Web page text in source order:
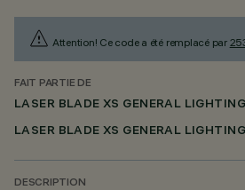
Attention! Ce code a été remplacé par
FAIT PARTIE DE
LASER BLADE XS GENERAL
LASER BLADE XS GENERAL
DESCRIPTION